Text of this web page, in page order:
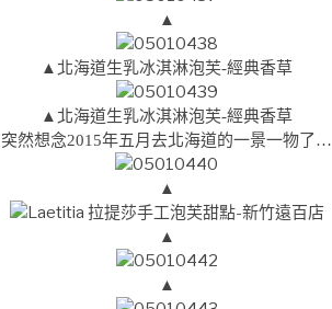
▲
▲北海道生乳冰淇淋泡芙-經典香草
▲北海道生乳冰淇淋泡芙-經典香草
突然想念2015年五月去北海道的一景一物了…
▲
▲
▲